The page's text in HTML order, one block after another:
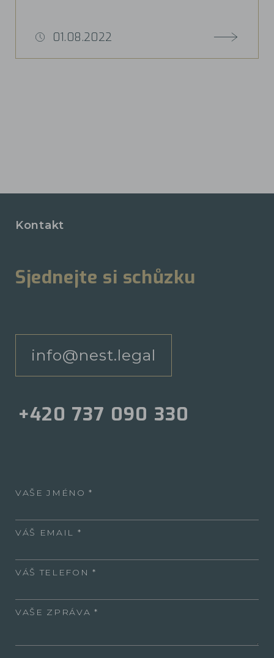
01.08.2022
Kontakt
Sjednejte si schůzku
info@nest.legal
+420 737 090 330
VAŠE JMÉNO
VÁŠ EMAIL
VÁŠ TELEFON
VAŠE ZPRÁVA